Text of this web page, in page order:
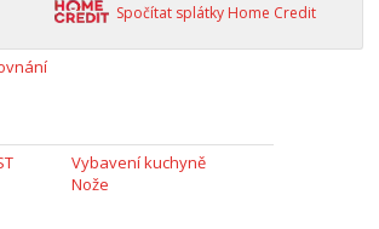
Spočítat splátky Home Credit
Vybavení kuchyně
Nože